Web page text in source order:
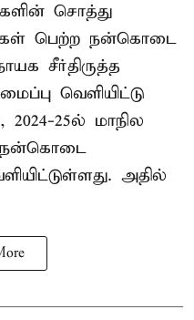
சொத்து
பெற்ற நன்கொடை
சீர்திருத்த
வெளியிட்டு
25ல் மாநில
நன்கொடை
அதில்